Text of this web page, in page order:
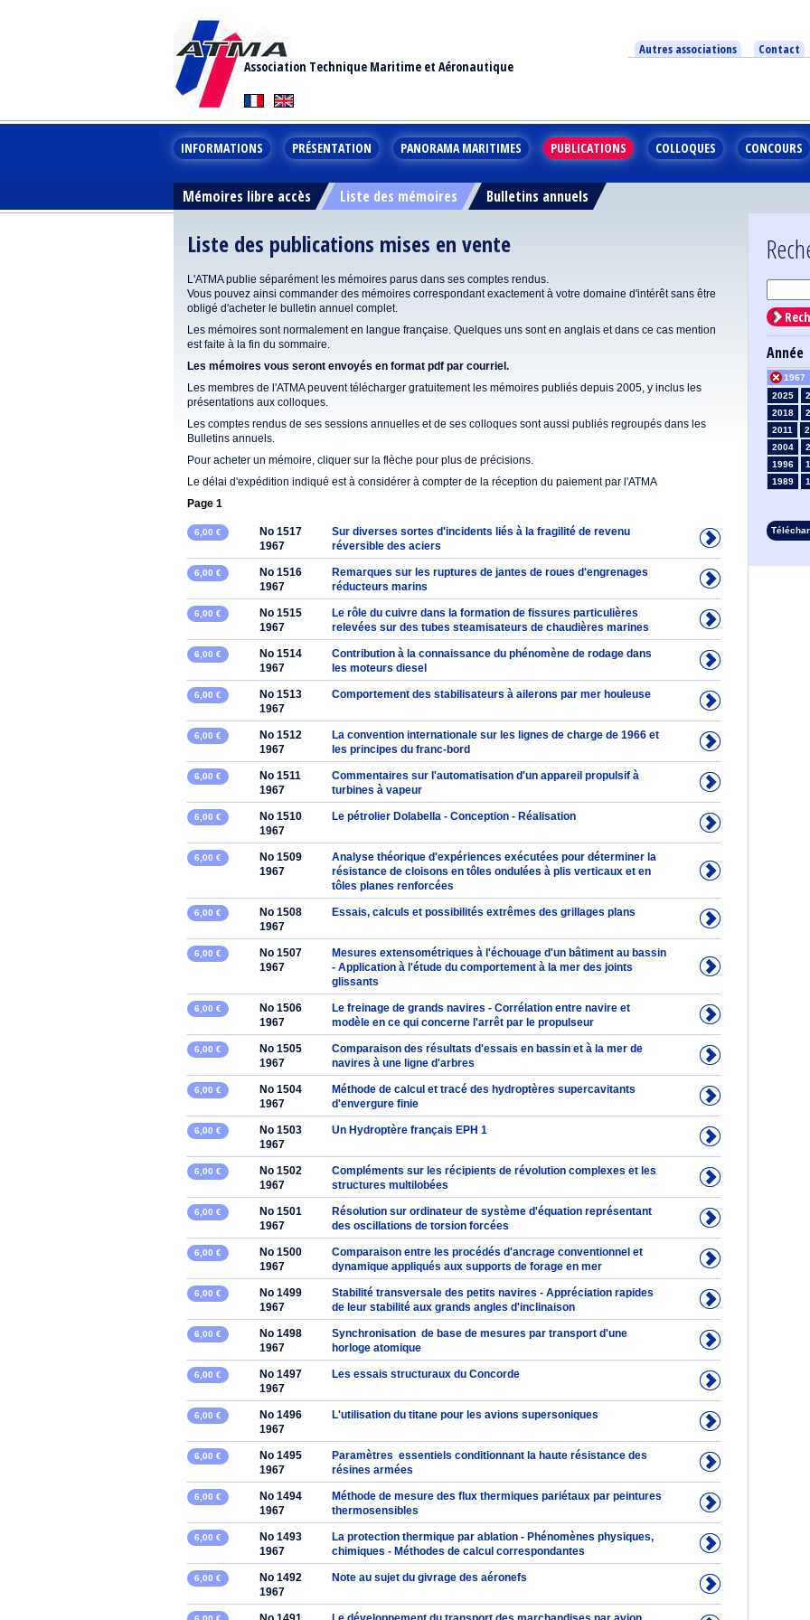
Association Technique Maritime et Aéronautique
Autres associations Contact
INFORMATIONS PRÉSENTATION PANORAMA MARITIMES PUBLICATIONS COLLOQUES CONCOURS
Mémoires libre accès Liste des mémoires Bulletins annuels
Liste des publications mises en vente
L'ATMA publie séparément les mémoires parus dans ses comptes rendus.
Vous pouvez ainsi commander des mémoires correspondant exactement à votre domaine d'intérêt sans être
obligé d'acheter le bulletin annuel complet.
Les mémoires sont normalement en langue française. Quelques uns sont en anglais et dans ce cas mention
est faite à la fin du sommaire.
Les mémoires vous seront envoyés en format pdf par courriel.
Les membres de l'ATMA peuvent télécharger gratuitement les mémoires publiés depuis 2005, y inclus les
présentations aux colloques.
Les comptes rendus de ses sessions annuelles et de ses colloques sont aussi publiés regroupés dans les
Bulletins annuels.
Pour acheter un mémoire, cliquer sur la flèche pour plus de précisions.
Le délai d'expédition indiqué est à considérer à compter de la réception du paiement par l'ATMA
Page 1
6,00 €
No 1517
1967
Sur diverses sortes d'incidents liés à la fragilité de revenu
réversible des aciers
6,00 €
No 1516
1967
Remarques sur les ruptures de jantes de roues d'engrenages
réducteurs marins
6,00 €
No 1515
1967
Le rôle du cuivre dans la formation de fissures particulières
relevées sur des tubes steamisateurs de chaudières marines
6,00 €
No 1514
1967
Contribution à la connaissance du phénomène de rodage dans
les moteurs diesel
6,00 €
No 1513
1967
Comportement des stabilisateurs à ailerons par mer houleuse
6,00 €
No 1512
1967
La convention internationale sur les lignes de charge de 1966 et
les principes du franc-bord
6,00 €
No 1511
1967
Commentaires sur l'automatisation d'un appareil propulsif à
turbines à vapeur
6,00 €
No 1510
1967
Le pétrolier Dolabella - Conception - Réalisation
6,00 €
No 1509
1967
Analyse théorique d'expériences exécutées pour déterminer la
résistance de cloisons en tôles ondulées à plis verticaux et en
tôles planes renforcées
6,00 €
No 1508
1967
Essais, calculs et possibilités extrêmes des grillages plans
6,00 €
No 1507
1967
Mesures extensométriques à l'échouage d'un bâtiment au bassin
- Application à l'étude du comportement à la mer des joints
glissants
6,00 €
No 1506
1967
Le freinage de grands navires - Corrélation entre navire et
modèle en ce qui concerne l'arrêt par le propulseur
6,00 €
No 1505
1967
Comparaison des résultats d'essais en bassin et à la mer de
navires à une ligne d'arbres
6,00 €
No 1504
1967
Méthode de calcul et tracé des hydroptères supercavitants
d'envergure finie
6,00 €
No 1503
1967
Un Hydroptère français EPH 1
6,00 €
No 1502
1967
Compléments sur les récipients de révolution complexes et les
structures multilobées
6,00 €
No 1501
1967
Résolution sur ordinateur de système d'équation représentant
des oscillations de torsion forcées
6,00 €
No 1500
1967
Comparaison entre les procédés d'ancrage conventionnel et
dynamique appliqués aux supports de forage en mer
6,00 €
No 1499
1967
Stabilité transversale des petits navires - Appréciation rapides
de leur stabilité aux grands angles d'inclinaison
6,00 €
No 1498
1967
Synchronisation de base de mesures par transport d'une
horloge atomique
6,00 €
No 1497
1967
Les essais structuraux du Concorde
6,00 €
No 1496
1967
L'utilisation du titane pour les avions supersoniques
6,00 €
No 1495
1967
Paramètres essentiels conditionnant la haute résistance des
résines armées
6,00 €
No 1494
1967
Méthode de mesure des flux thermiques pariétaux par peintures
thermosensibles
6,00 €
No 1493
1967
La protection thermique par ablation - Phénomènes physiques,
chimiques - Méthodes de calcul correspondantes
6,00 €
No 1492
1967
Note au sujet du givrage des aéronefs
Année
2025
2018
2011
2004
1996
1989
1968
1967
1953